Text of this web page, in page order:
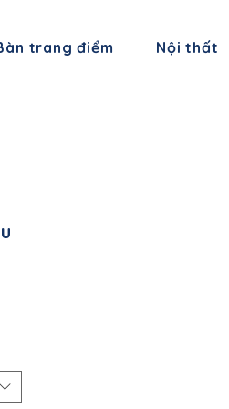
trang điểm Nội thất